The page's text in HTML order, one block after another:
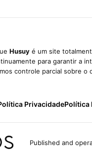
Husuy é um site
para garantir a
controle parcial sobre
PrivacidadePolítica
Published and